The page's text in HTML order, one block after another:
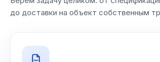
до доставки на объект собственным